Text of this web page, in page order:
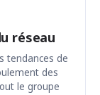
réseau
tendances de
des
le groupe